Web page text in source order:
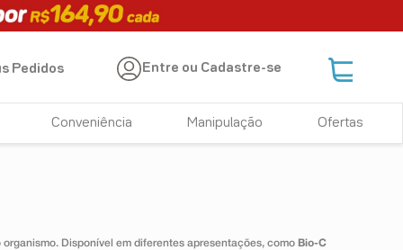
Pedidos Entre ou Cadastre-se
Conveniência Manipulação Ofertas
Disponível em diferentes apresentações, como Bio-C